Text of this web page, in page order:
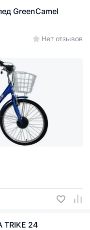
GreenCamel
Нет отзывов
TRIKE 24